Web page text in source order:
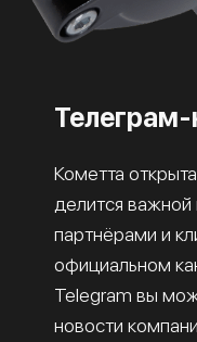
Телеграм-
Кометта
делится
партнёрами и
официальном
Telegram вы
новости